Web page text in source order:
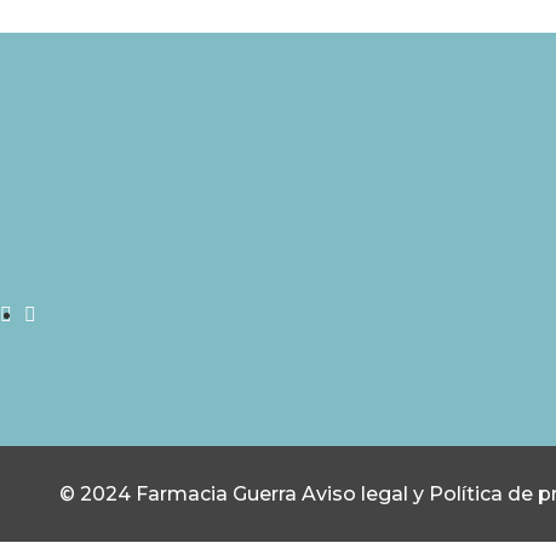
© 2024 Farmacia Guerra Aviso legal y Política de